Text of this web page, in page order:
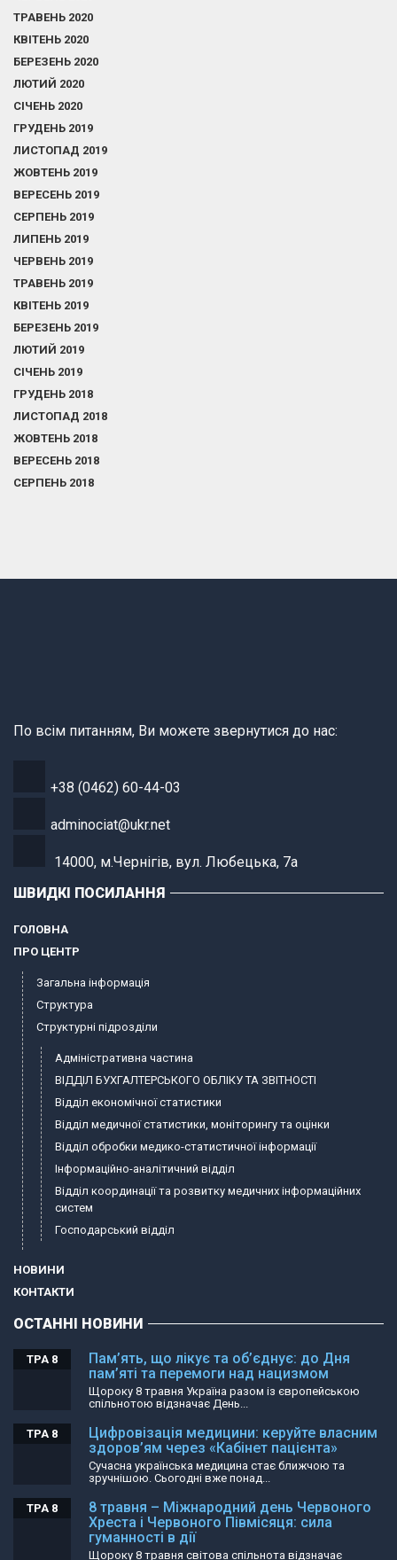
ТРАВЕНЬ 2020
КВІТЕНЬ 2020
БЕРЕЗЕНЬ 2020
ЛЮТИЙ 2020
СІЧЕНЬ 2020
ГРУДЕНЬ 2019
ЛИСТОПАД 2019
ЖОВТЕНЬ 2019
ВЕРЕСЕНЬ 2019
СЕРПЕНЬ 2019
ЛИПЕНЬ 2019
ЧЕРВЕНЬ 2019
ТРАВЕНЬ 2019
КВІТЕНЬ 2019
БЕРЕЗЕНЬ 2019
ЛЮТИЙ 2019
СІЧЕНЬ 2019
ГРУДЕНЬ 2018
ЛИСТОПАД 2018
ЖОВТЕНЬ 2018
ВЕРЕСЕНЬ 2018
СЕРПЕНЬ 2018
По всім питанням, Ви можете звернутися до нас:
+38 (0462) 60-44-03
adminociat@ukr.net
14000, м.Чернігів, вул. Любецька, 7а
ШВИДКІ ПОСИЛАННЯ
ГОЛОВНА
ПРО ЦЕНТР
Загальна інформація
Структура
Структурні підрозділи
Адміністративна частина
ВІДДІЛ БУХГАЛТЕРСЬКОГО ОБЛІКУ ТА ЗВІТНОСТІ
Відділ економічної статистики
Відділ медичної статистики, моніторингу та оцінки
Відділ обробки медико-статистичної інформації
Інформаційно-аналітичний відділ
Відділ координації та розвитку медичних інформаційних
систем
Господарський відділ
НОВИНИ
КОНТАКТИ
ОСТАННІ НОВИНИ
Пам’ять, що лікує та об’єднує: до Дня
пам’яті та перемоги над нацизмом
ТРА 8
Щороку 8 травня Україна разом із європейською
спільнотою відзначає День...
Цифровізація медицини: керуйте власним
здоров’ям через «Кабінет пацієнта»
ТРА 8
Сучасна українська медицина стає ближчою та
зручнішою. Сьогодні вже понад...
8 травня – Міжнародний день Червоного
Хреста і Червоного Півмісяця: сила
гуманності в дії
ТРА 8
Щороку 8 травня світова спільнота відзначає